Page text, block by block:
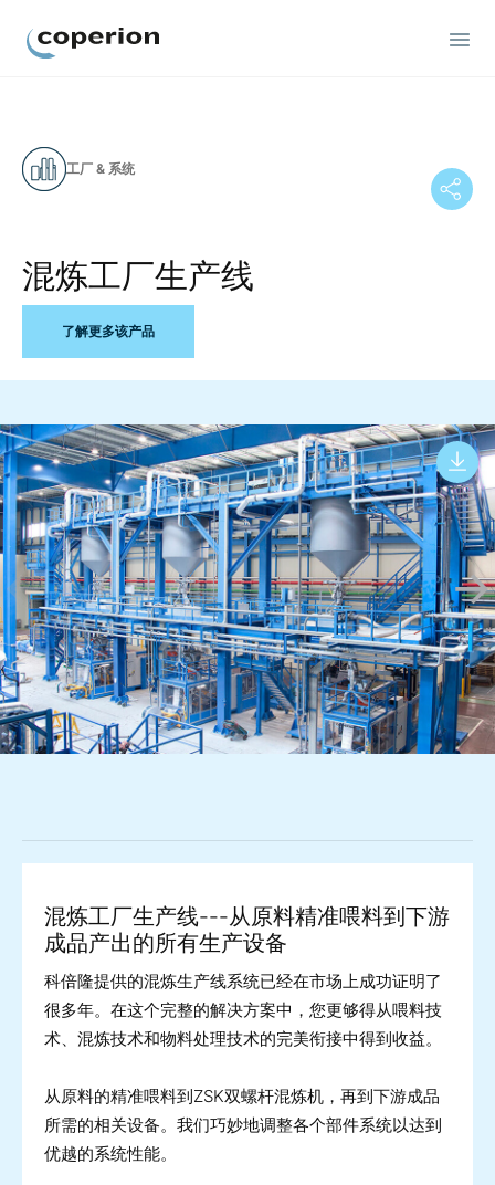
工厂 & 系统
混炼工厂生产线
了解更多该产品
混炼工厂生产线---从原料精准喂料到下游
成品产出的所有生产设备
科倍隆提供的混炼生产线系统已经在市场上成功证明了
很多年。在这个完整的解决方案中，您更够得从喂料技
术、混炼技术和物料处理技术的完美衔接中得到收益。
从原料的精准喂料到ZSK双螺杆混炼机，再到下游成品
所需的相关设备。我们巧妙地调整各个部件系统以达到
优越的系统性能。